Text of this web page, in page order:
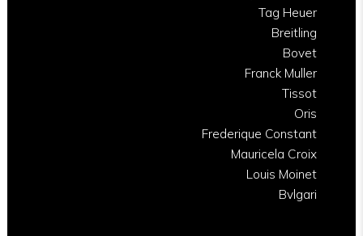
Tag Heuer
Breitling
Bovet
Franck Muller
Tissot
Oris
Frederique Constant
Mauricela Croix
Louis Moinet
Bvlgari